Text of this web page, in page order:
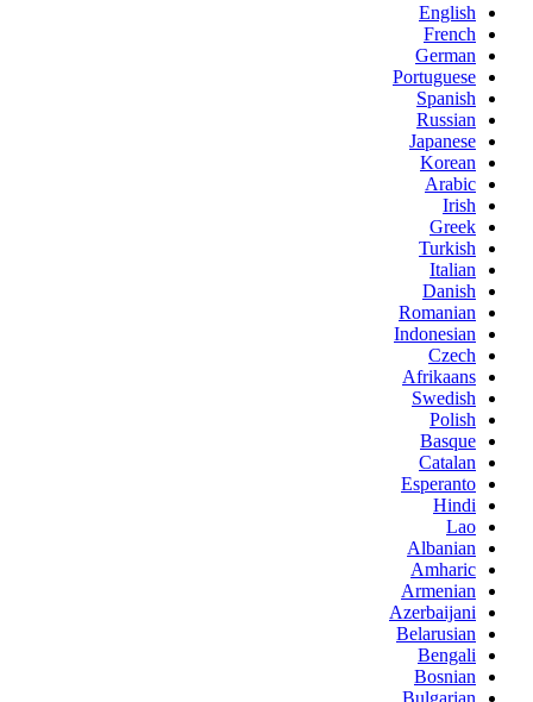
English
French
German
Portuguese
Spanish
Russian
Japanese
Korean
Arabic
Irish
Greek
Turkish
Italian
Danish
Romanian
Indonesian
Czech
Afrikaans
Swedish
Polish
Basque
Catalan
Esperanto
Hindi
Lao
Albanian
Amharic
Armenian
Azerbaijani
Belarusian
Bengali
Bosnian
Bulgarian